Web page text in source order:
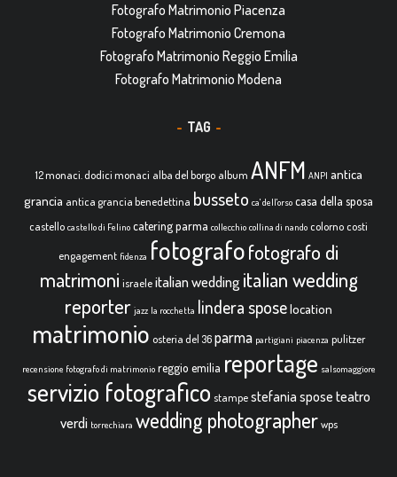
Fotografo Matrimonio Piacenza
Fotografo Matrimonio Cremona
Fotografo Matrimonio Reggio Emilia
Fotografo Matrimonio Modena
TAG
12 monaci. dodici monaci alba del borgo album ANFM ANPI antica
grancia antica grancia benedettina busseto ca' dell'orso casa della sposa
castello castello di Felino catering parma collecchio collina di nando colorno costi
engagement fidenza fotografofotografo di
matrimoni israele italian wedding italian wedding
reporter jazz la rocchetta lindera sposelocation
matrimonio osteria del 36parma partigiani piacenza pulitzer
recensione fotografo di matrimonio reggio emilia reportage salsomaggiore
servizio fotografico stampe stefania spose teatro
verdi torrechiara wedding photographer wps